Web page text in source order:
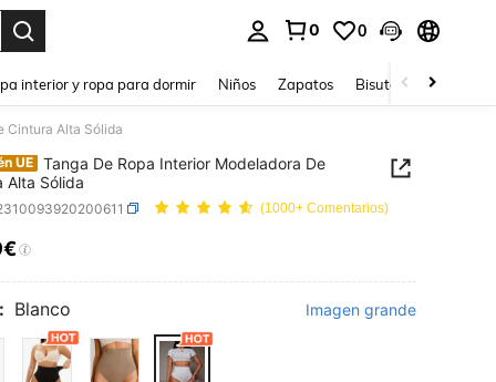
0 0
interior y ropa para dormir Niños Zapatos Bisutería Y
Cintura Alta Sólida
UE
Tanga De Ropa Interior Modeladora De
Alta Sólida
(1000+ Comentarios)
AND AVAILABILITY
Blanco Imagen grande